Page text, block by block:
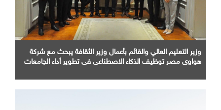
وزير التعليم العالي والقائم بأعمال وزير الثقافة يبحث مع شركة
هواوي مصر توظيف الذكاء الاصطناعي في تطوير أداء الجامعات